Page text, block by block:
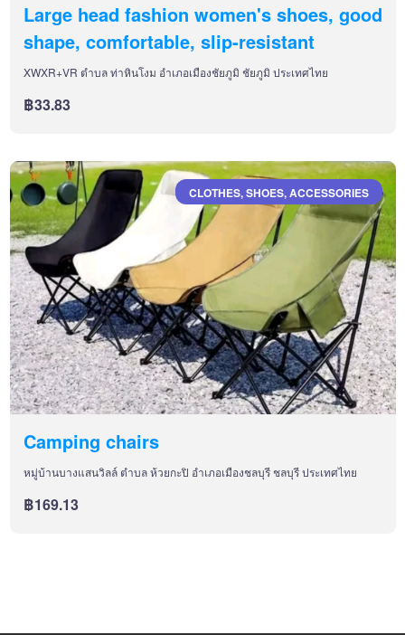
Large head fashion women's shoes, good
shape, comfortable, slip-resistant
XWXR+VR ตำบล ท่าหินโงม อำเภอเมืองชัยภูมิ ชัยภูมิ ประเทศไทย
฿33.83
CLOTHES, SHOES, ACCESSORIES
Camping chairs
หมู่บ้านบางแสนวิลล์ ตำบล ห้วยกะปิ อำเภอเมืองชลบุรี ชลบุรี ประเทศไทย
฿169.13